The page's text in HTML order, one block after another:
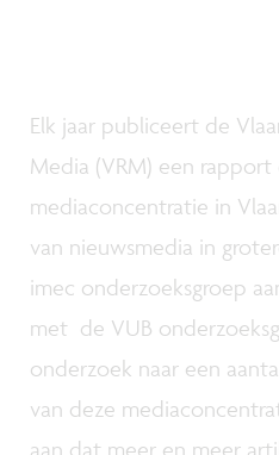
Elk jaar publiceert de
Media (VRM) een rapport
mediaconcentratie in
van nieuwsmedia in
imec onderzoeksgroep
met de VUB
onderzoek naar een
van deze